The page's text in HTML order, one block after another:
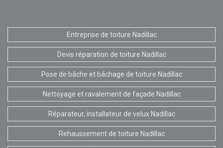
Entreprise de toiture Nadillac
Devis réparation de toiture Nadillac
Pose de bâche et bâchage de toiture Nadillac
Nettoyage et ravalement de façade Nadillac
Réparateur, installateur de velux Nadillac
Rehaussement de toiture Nadillac